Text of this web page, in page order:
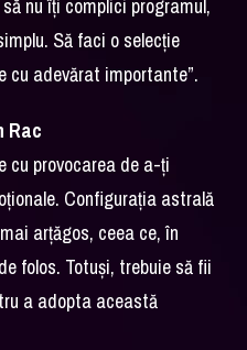
nu îți complici programul,
Să faci o selecție
cu adevărat importante”.
Rac
cu provocarea de a-ți
Configurația astrală
arțăgos, ceea ce, în
folos. Totuși, trebuie să fii
a adopta această